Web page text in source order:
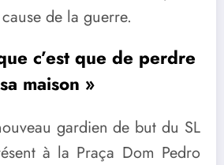
de la guerre.
c’est que de perdre
sa maison »
gardien de but du SL
à la Praça Dom Pedro